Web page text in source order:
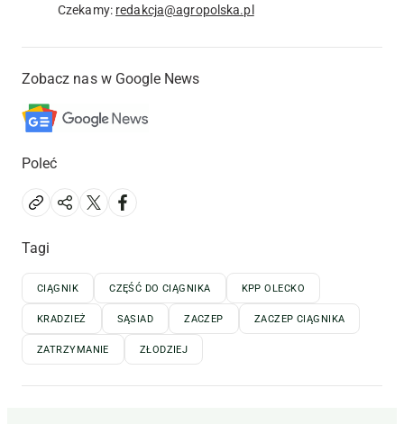
Czekamy: redakcja@agropolska.pl
Zobacz nas w Google News
Poleć
Tagi
CIĄGNIK CZĘŚĆ DO CIĄGNIKA KPP OLECKO
KRADZIEŻ SĄSIAD ZACZEP ZACZEP CIĄGNIKA
ZATRZYMANIE ZŁODZIEJ